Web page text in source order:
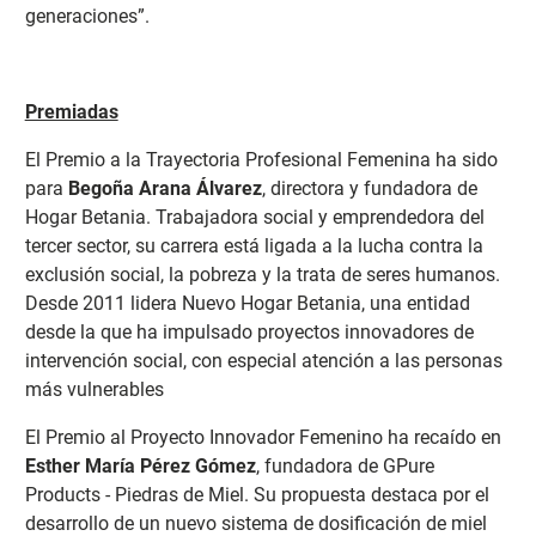
generaciones”.
Premiadas
El Premio a la Trayectoria Profesional Femenina ha sido
para Begoña Arana Álvarez, directora y fundadora de
Hogar Betania. Trabajadora social y emprendedora del
tercer sector, su carrera está ligada a la lucha contra la
exclusión social, la pobreza y la trata de seres humanos.
Desde 2011 lidera Nuevo Hogar Betania, una entidad
desde la que ha impulsado proyectos innovadores de
intervención social, con especial atención a las personas
más vulnerables
El Premio al Proyecto Innovador Femenino ha recaído en
Esther María Pérez Gómez, fundadora de GPure
Products - Piedras de Miel. Su propuesta destaca por el
desarrollo de un nuevo sistema de dosificación de miel